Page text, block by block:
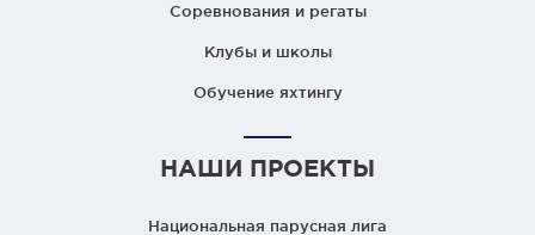
Соревнования и регаты
Клубы и школы
Обучение яхтингу
НАШИ ПРОЕКТЫ
Национальная парусная лига